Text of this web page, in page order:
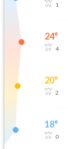
1
24°
4
20°
2
18°
0